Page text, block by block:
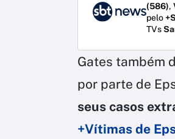
(586),
pelo
TVs
Gates também
por parte de
seus casos
+Vítimas de